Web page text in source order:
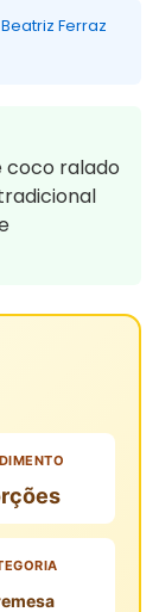
Beatriz Ferraz
coco ralado